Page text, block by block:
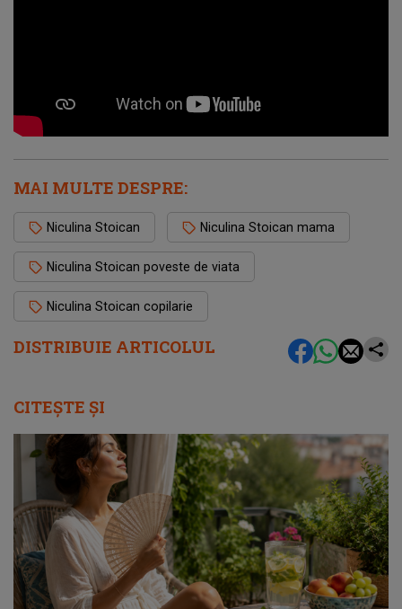
DISTRIBUIE ARTICOLUL
MAI MULTE DESPRE:
Niculina Stoican Niculina Stoican mama
Niculina Stoican poveste de viata
Niculina Stoican copilarie
CITEȘTE ȘI